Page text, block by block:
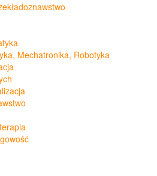
Mechatronika, Robotyka